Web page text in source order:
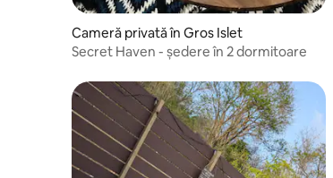
Cameră privată în Gros Islet
Secret Haven - ședere în 2 dormitoare